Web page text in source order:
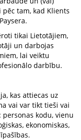
tam, kad Klients
tikai Lietotājiem,
un darbojas
lai veiktu
darbību.
kas attiecas uz
vai var tikt tieši vai
kodu, vienu
ekonomiskas,